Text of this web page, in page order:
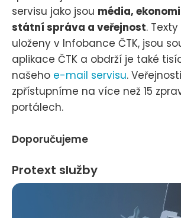
servisu jako jsou média,
státní správa a veřejnost.
uloženy v Infobance ČTK, jsou
aplikace ČTK a obdrží je také
našeho e-mail servisu.
zpřístupníme na více než 15
portálech.
Doporučujeme
Protext služby